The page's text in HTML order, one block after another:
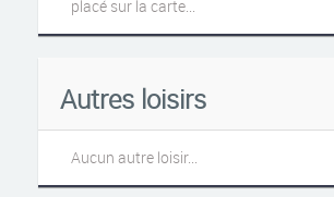
placé sur la carte...
Autres loisirs
Aucun autre loisir...